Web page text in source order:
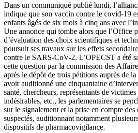
Dans un communiqué publié lundi,
indique que son vaccin contre le covid-19
enfants âgés de six mois à cinq ans avec
Une annonce qui tombe alors que l’Office
d’évaluation des choix scientifiques et
poursuit ses travaux sur les effets
contre le SARS-CoV-2. L’OPECST a été
cette question par la commission des
après le dépôt de trois pétitions auprès de
avoir auditionné une cinquantaine
santé, chercheurs, représentants de victimes
indésirables, etc., les parlementaires se
sur le signalement et la prise en compte des
suspectés, auditionnant notamment
dispositifs de pharmacovigilance.